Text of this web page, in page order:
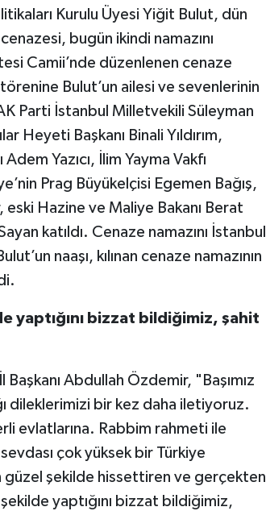
Kurulu Üyesi Yiğit Bulut, dün
bugün ikindi namazını
Camii’nde düzenlenen cenaze
Bulut’un ailesi ve sevenlerinin
Parti İstanbul Milletvekili Süleyman
Heyeti Başkanı Binali Yıldırım,
Yazıcı, İlim Yayma Vakfı
Prag Büyükelçisi Egemen Bağış,
Hazine ve Maliye Bakanı Berat
katıldı. Cenaze namazını İstanbul
naaşı, kılınan cenaze namazının
yaptığını bizzat bildiğimiz, şahit
Abdullah Özdemir, "Başımız
dileklerimizi bir kez daha iletiyoruz.
evlatlarına. Rabbim rahmeti ile
çok yüksek bir Türkiye
şekilde hissettiren ve gerçekten
yaptığını bizzat bildiğimiz,